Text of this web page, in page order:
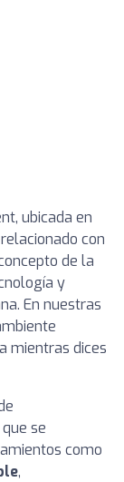
ubicada en
con
de la
y
En nuestras
mientras dices
que se
como
,